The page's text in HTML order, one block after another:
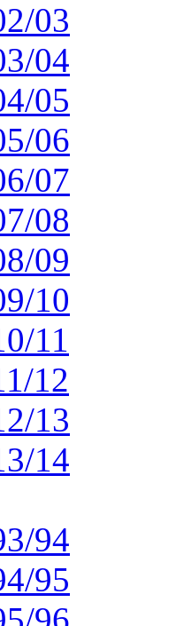
03
04
05
06
07
08
09
10
11
12
13
14
94
95